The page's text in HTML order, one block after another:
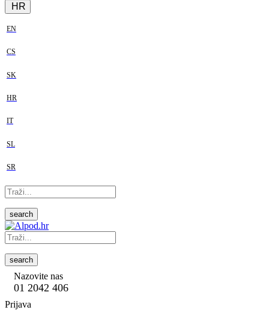
HR
EN
CS
SK
HR
IT
SL
SR
search
search
Nazovite nas
01 2042 406
Prijava